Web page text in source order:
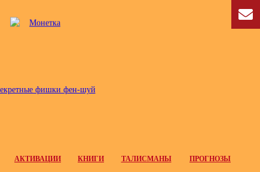
АКТИВАЦИИ КНИГИ ТАЛИСМАНЫ ПРОГНОЗЫ